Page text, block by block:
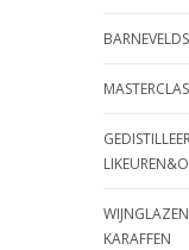
KARAFFEN